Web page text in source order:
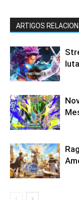
ARTIGOS